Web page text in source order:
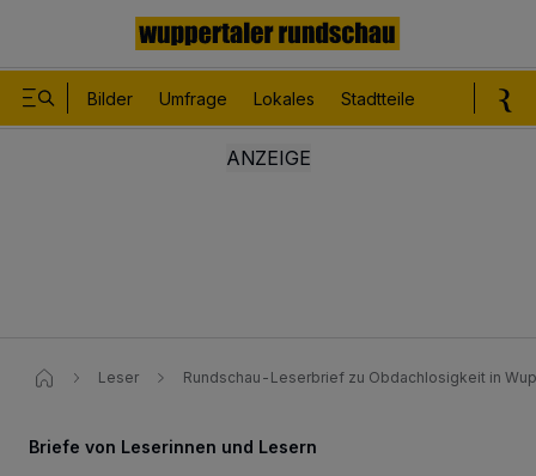
Bilder Umfrage Lokales Stadtteile
Leser Rundschau-Leserbrief zu Obdachlosigkeit in
Briefe von Leserinnen und Lesern